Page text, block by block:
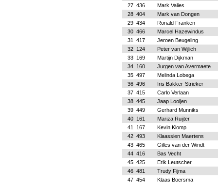
27 436
Mark Valies
28 404
Mark van Dongen
29 434
Ronald Franken
30 466
Marcel Hazewindus
31
417
Jeroen Beugeling
32
124
Peter van Wijlich
33
169
Martijn Dijkman
34
160
Jurgen van Avermaete
35 497
Melinda Lobega
36 496
Iris Bakker-Strieker
37 415
Carlo Verlaan
38 445
Jaap Looijen
39 449
Gerhard Munniks
40
161
Mariza Ruijter
41
167
Kevin Klomp
42 493
Klaassien Maertens
43 465
Gilles van der Windt
44 416
Bas Vecht
45 425
Erik Leutscher
46 481
Trudy Fijma
47 454
Klaas Boersma